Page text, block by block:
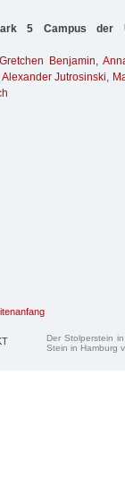
Park 5 Campus der
Gretchen Benjamin,
Alexander Jutrosinski,
Der Stolperstein
Stein in Hamburg